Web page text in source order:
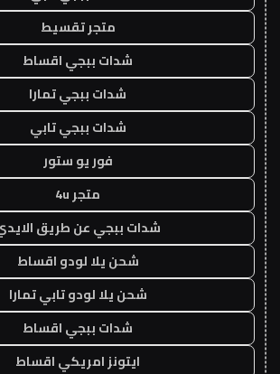
متجر تقسيط
شدات ببجي اقساط
شدات ببجي تمارا
شدات ببجي تابي
فور يو ستور
متجر 4u
شدات ببجي عن طريق
شحن يلا لودو اقساط
شحن يلا لودو تابي تمارا
شدات ببجي اقساط
ايتونز امريكي اقساط